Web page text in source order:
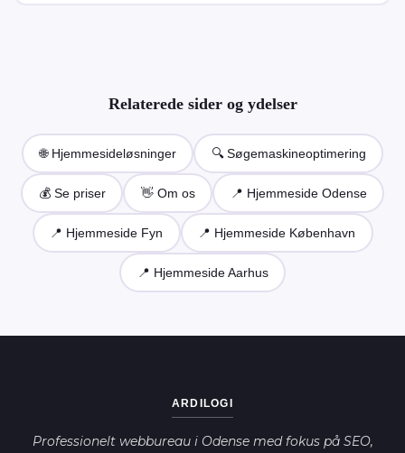
Relaterede sider og ydelser
🌐 Hjemmesideløsninger 🔍 Søgemaskineoptimering
💰 Se priser 👋 Om os 📍 Hjemmeside Odense
📍 Hjemmeside Fyn 📍 Hjemmeside København
📍 Hjemmeside Aarhus
ARDILOGI
Professionelt webbureau i Odense med fokus på SEO,